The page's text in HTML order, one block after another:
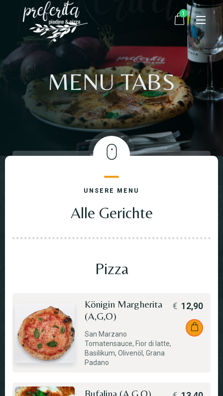
Startseite
Bestellen
Über uns
1
×
MARINARA (A,G,O,C)
1 ×€9,50
ZWISCHENSUMME: € 9,50
MENU TABS
UNSERE MENU
Alle Gerichte
Pizza
Königin Margherita
(A,G,O)
San Marzano
Tomatensauce, Fior di latte,
Basilikum, Olivenöl, Grana
Padano
€ 12,90
Bufalina (A,G,O)